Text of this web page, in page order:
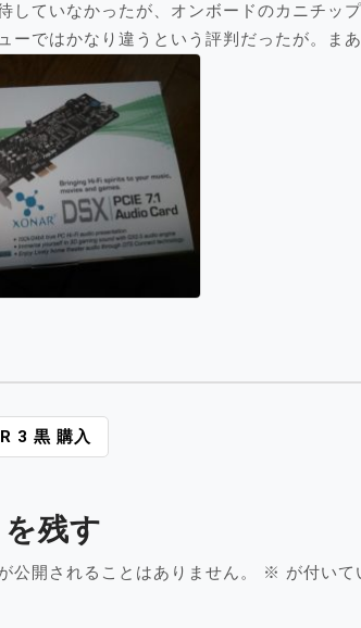
していなかったが、オンボードのカニチッ
ーではかなり違うという評判だったが。ま
3 黒 購入
残す
公開されることはありません。 ※ が付いて